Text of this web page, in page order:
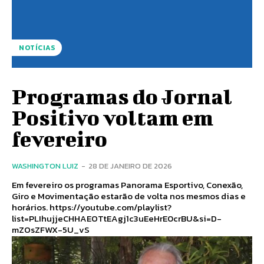
NOTÍCIAS
Programas do Jornal
Positivo voltam em
fevereiro
WASHINGTON LUIZ - 28 DE JANEIRO DE 2026
Em fevereiro os programas Panorama Esportivo, Conexão,
Giro e Movimentação estarão de volta nos mesmos dias e
horários. https://youtube.com/playlist?
list=PLIhujjeCHHAEOTtEAgj1c3uEeHrE0crBU&si=D-
mZOsZFWX-5U_vS